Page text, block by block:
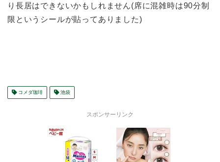
り長居はできないかもしれません(席に混雑時は90分制
限というシールが貼ってありました)
コメダ珈琲 池袋
スポンサーリンク